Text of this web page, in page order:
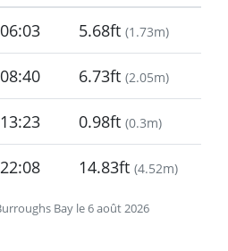
Bay le 6 août 2026
06:03 5.68ft (1.73m)
08:40 6.73ft (2.05m)
13:23 0.98ft (0.3m)
22:08 14.83ft (4.52m)